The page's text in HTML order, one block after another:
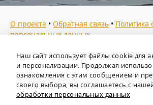
О проекте • Обратная связь • Политика
персональных данных
Мы собираем отзывы, составляем
предоставляем всю информацию о
России. Также анализируем ключевые
труда: отслеживаем динамику зарплат,
безработицы и общую обстановку в
Наш сайт использует файлы cookie для
и персонализации. Продолжая
ознакомления с этим сообщением и
своего выбора, вы соглашаетесь с
обработки персональных данных